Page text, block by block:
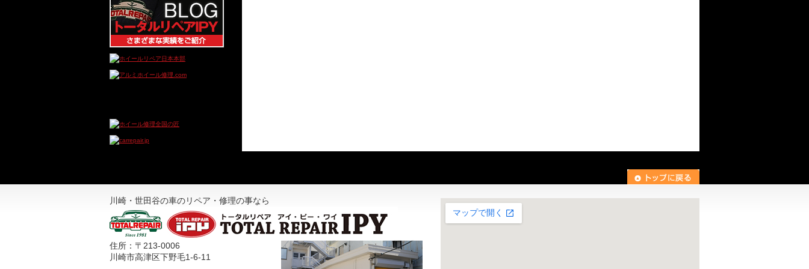
川崎・世田谷の車のリペア・修理の事なら
住所：〒213-0006
川崎市高津区下野毛1-6-11